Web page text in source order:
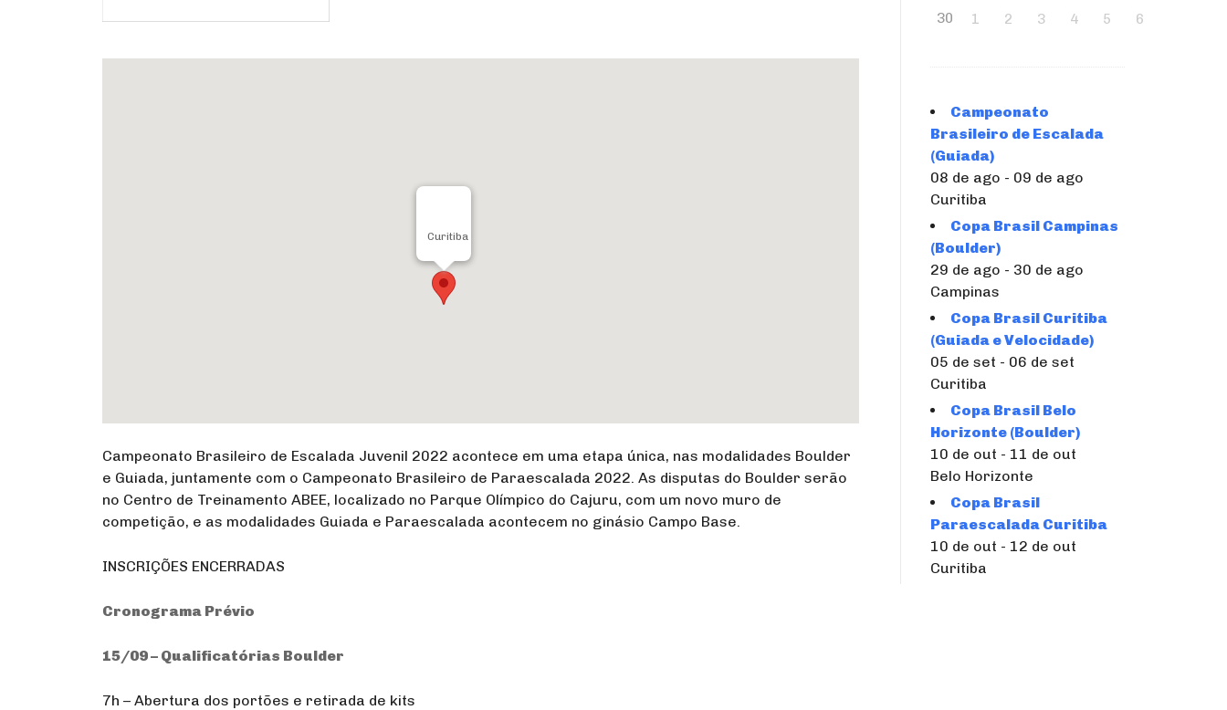
Curitiba
Campeonato Brasileiro de Escalada Juvenil 2022 acontece em uma etapa única, nas modalidades Boulder
e Guiada, juntamente com o Campeonato Brasileiro de Paraescalada 2022. As disputas do Boulder serão
no Centro de Treinamento ABEE, localizado no Parque Olímpico do Cajuru, com um novo muro de
competição, e as modalidades Guiada e Paraescalada acontecem no ginásio Campo Base.
INSCRIÇÕES ENCERRADAS
Cronograma Prévio
15/09 – Qualificatórias Boulder
7h – Abertura dos portões e retirada de kits
30
1 2 3 4 5 6
Campeonato
Brasileiro de Escalada
(Guiada)
08 de ago - 09 de ago
Curitiba
Copa Brasil Campinas
(Boulder)
29 de ago - 30 de ago
Campinas
Copa Brasil Curitiba
(Guiada e Velocidade)
05 de set - 06 de set
Curitiba
Copa Brasil Belo
Horizonte (Boulder)
10 de out - 11 de out
Belo Horizonte
Copa Brasil
Paraescalada Curitiba
10 de out - 12 de out
Curitiba